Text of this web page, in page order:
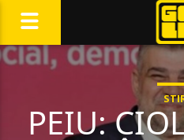
PEIU: